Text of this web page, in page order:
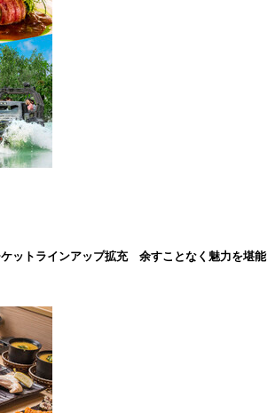
ットラインアップ拡充 余すことなく魅力を堪能